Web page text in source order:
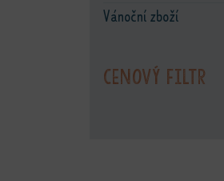
Vánoční zboží
Cenový filtr